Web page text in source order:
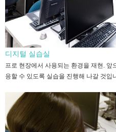
디지털 실습실
프로 현장에서 사용되는 환경을 재현. 앞
응할 수 있도록 실습을 진행해 나갈 것입